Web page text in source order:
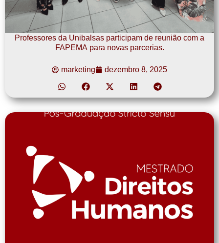
Professores da Unibalsas participam de reunião com a
FAPEMA para novas parcerias.
marketing dezembro 8, 2025